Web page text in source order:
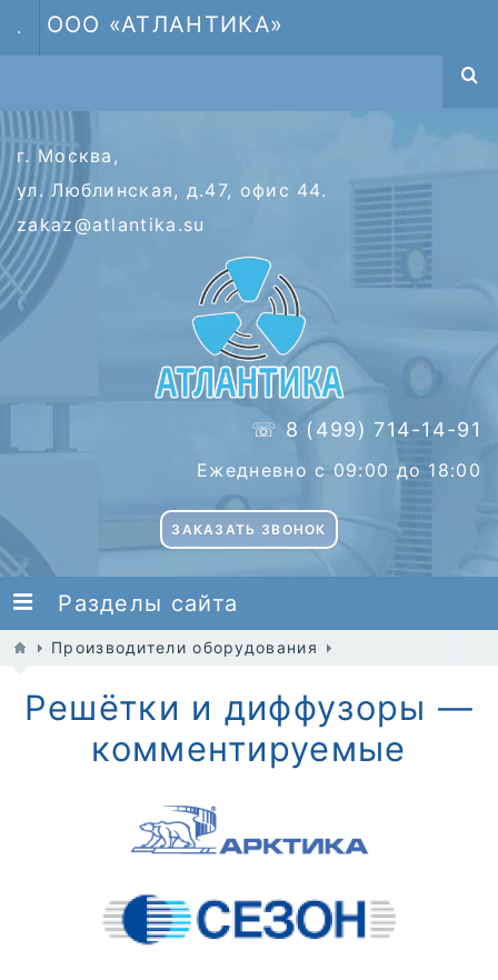
. ООО «АТЛАНТИКА»
г. Москва,
ул. Люблинская, д.47, офис 44.
zakaz@atlantika.su
☏ 8 (499) 714-14-91
Ежедневно с 09:00 до 18:00
ЗАКАЗАТЬ ЗВОНОК
Разделы сайта
Производители оборудования
Решётки и диффузоры —
комментируемые